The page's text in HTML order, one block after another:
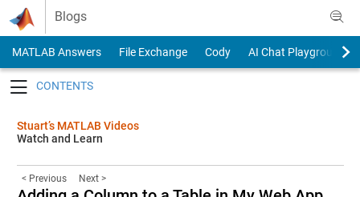
Skip to content
Blogs
MATLAB Answers File Exchange Cody
AI Chat Playground
Stuart’s MATLAB Videos
Watch and Learn
< Previous Next >